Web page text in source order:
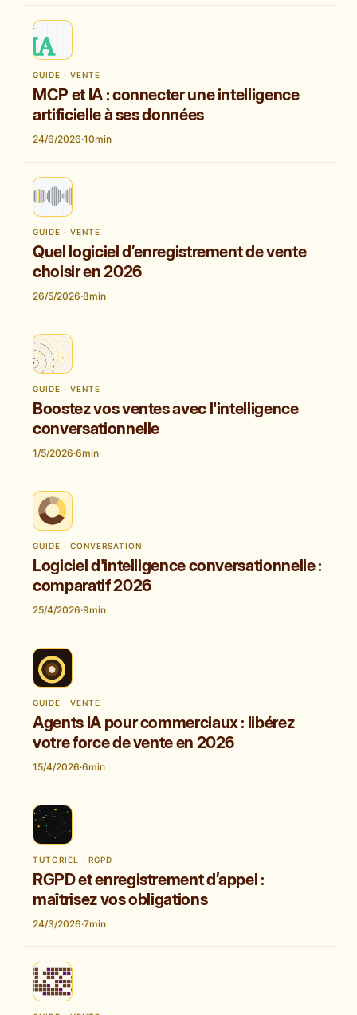
GUIDE · VENTE
MCP et IA : connecter une intelligence
artificielle à ses données
24/6/2026·10min
GUIDE · VENTE
Quel logiciel d’enregistrement de vente
choisir en 2026
26/5/2026·8min
GUIDE · VENTE
Boostez vos ventes avec l'intelligence
conversationnelle
1/5/2026·6min
GUIDE · CONVERSATION
Logiciel d'intelligence conversationnelle :
comparatif 2026
25/4/2026·9min
GUIDE · VENTE
Agents IA pour commerciaux : libérez
votre force de vente en 2026
15/4/2026·6min
TUTORIEL · RGPD
RGPD et enregistrement d’appel :
maîtrisez vos obligations
24/3/2026·7min